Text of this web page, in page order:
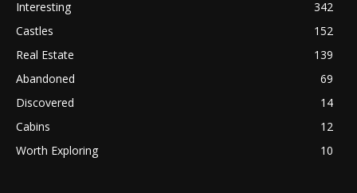
Interesting
342
Castles
152
Real Estate
139
Abandoned
69
Discovered
14
Cabins
12
Worth Exploring
10